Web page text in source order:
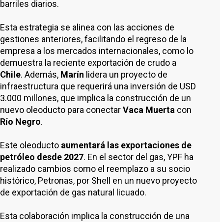
barriles diarios.
Esta estrategia se alinea con las acciones de
gestiones anteriores, facilitando el regreso de la
empresa a los mercados internacionales, como lo
demuestra la reciente exportación de crudo a
Chile. Además, Marín lidera un proyecto de
infraestructura que requerirá una inversión de USD
3.000 millones, que implica la construcción de un
nuevo oleoducto para conectarVaca Muerta con
Río Negro.
Este oleoducto aumentará las exportaciones de
petróleo desde 2027. En el sector del gas, YPF ha
realizado cambios como el reemplazo a su socio
histórico, Petronas, por Shell en un nuevo proyecto
de exportación de gas natural licuado.
Esta colaboración implica la construcción de una